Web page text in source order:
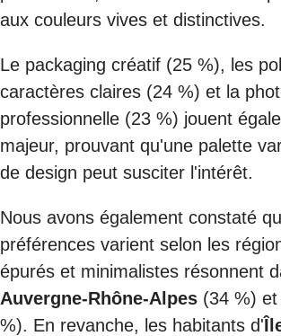
aux couleurs vives et distinctives.
Le packaging créatif (25 %), les
caractères claires (24 %) et la
professionnelle (23 %) jouent
majeur, prouvant qu'une palette
de design peut susciter l'intérêt.
Nous avons également constaté
préférences varient selon les
épurés et minimalistes résonnent
Auvergne-Rhône-Alpes (34 %) et
%). En revanche, les habitants d'